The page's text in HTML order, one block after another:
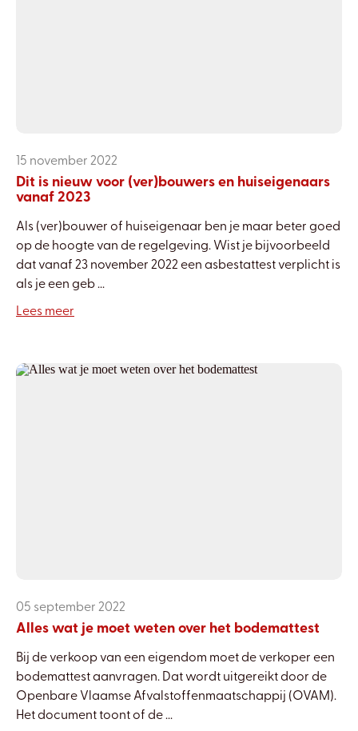
15 november 2022
Dit is nieuw voor (ver)bouwers en huiseigenaars
vanaf 2023
Als (ver)bouwer of huiseigenaar ben je maar beter goed
op de hoogte van de regelgeving. Wist je bijvoorbeeld
dat vanaf 23 november 2022 een asbestattest verplicht is
als je een geb ...
Lees meer
05 september 2022
Alles wat je moet weten over het bodemattest
Bij de verkoop van een eigendom moet de verkoper een
bodemattest aanvragen. Dat wordt uitgereikt door de
Openbare Vlaamse Afvalstoffenmaatschappij (OVAM).
Het document toont of de ...